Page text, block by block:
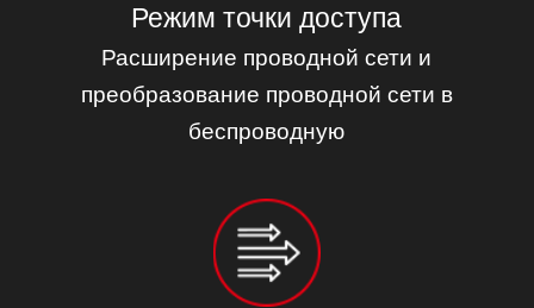
Режим точки доступа
Расширение проводной сети и
преобразование проводной сети в
беспроводную